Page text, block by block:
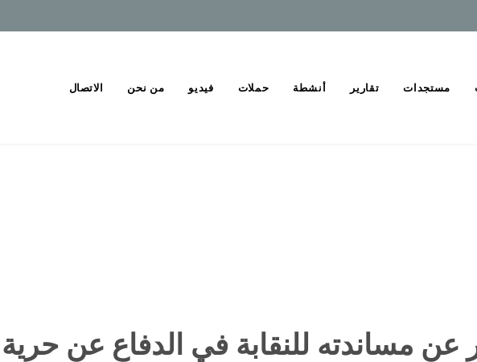
مستجدات تقارير أنشطة حملات فيديو من نحن الاتصال
مساندته للنقابة في الدفاع عن حرية